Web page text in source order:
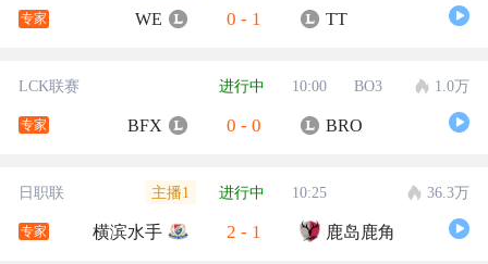
专家 WE 0 - 1 TT
LCK联赛 进行中 10:00 BO3 1.0万
专家 BFX 0 - 0 BRO
日职联 主播1 进行中 10:25 36.3万
专家 横滨水手 2 - 1 鹿岛鹿角